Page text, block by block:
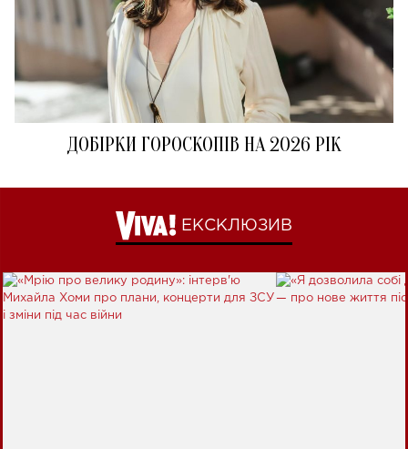
ДОБІРКИ ГОРОСКОПІВ НА 2026 РІК
ЕКСКЛЮЗИВ